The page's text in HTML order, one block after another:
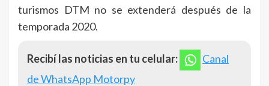
turismos DTM no se extenderá después de la
temporada 2020.
Recibí las noticias en tu celular:
Canal
de WhatsApp Motorpy